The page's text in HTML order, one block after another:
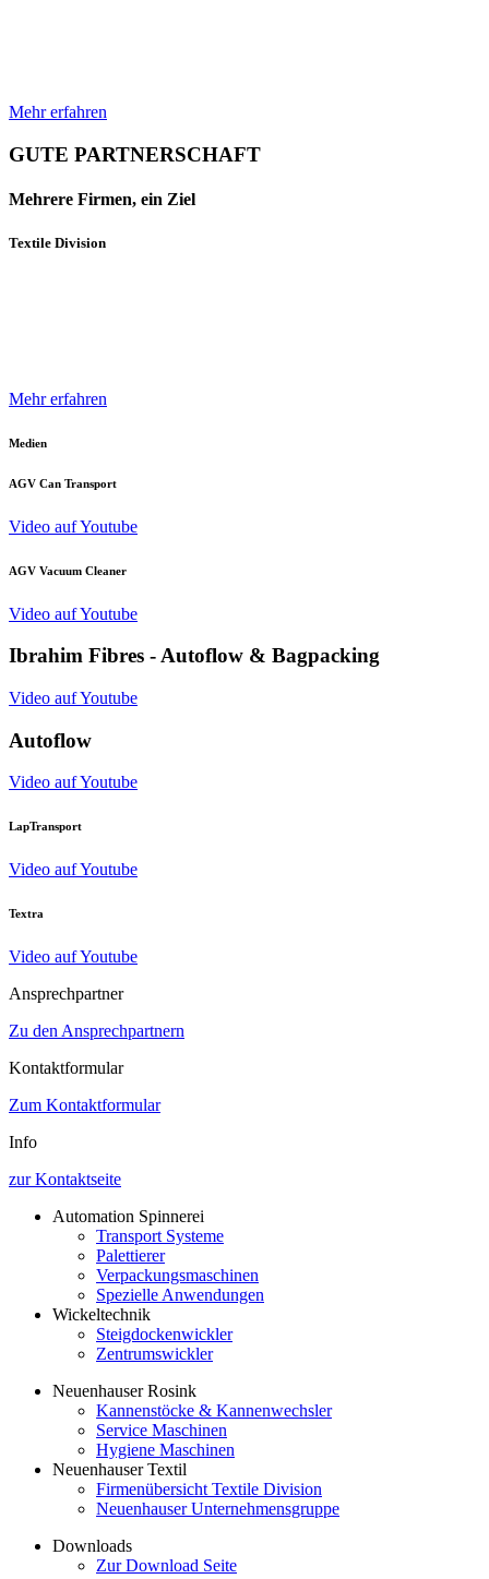
Mehr erfahren
GUTE PARTNERSCHAFT
Mehrere Firmen, ein Ziel
Textile Division
Mehr erfahren
Medien
AGV Can Transport
Video auf Youtube
AGV Vacuum Cleaner
Video auf Youtube
Ibrahim Fibres - Autoflow & Bagpacking
Video auf Youtube
Autoflow
Video auf Youtube
LapTransport
Video auf Youtube
Textra
Video auf Youtube
Ansprechpartner
Zu den Ansprechpartnern
Kontaktformular
Zum Kontaktformular
Info
zur Kontaktseite
Automation Spinnerei
Transport Systeme
Palettierer
Verpackungsmaschinen
Spezielle Anwendungen
Wickeltechnik
Steigdockenwickler
Zentrumswickler
Neuenhauser Rosink
Kannenstöcke & Kannenwechsler
Service Maschinen
Hygiene Maschinen
Neuenhauser Textil
Firmenübersicht Textile Division
Neuenhauser Unternehmensgruppe
Downloads
Zur Download Seite